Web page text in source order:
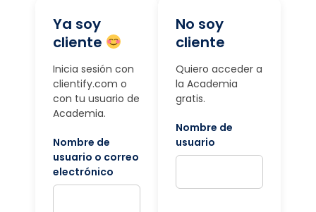
Ya soy
cliente
Inicia sesión con
clientify.com o
con tu usuario de
Academia.
Nombre de
usuario o correo
electrónico
No soy
cliente
Quiero acceder a
la Academia
gratis.
Nombre de
usuario